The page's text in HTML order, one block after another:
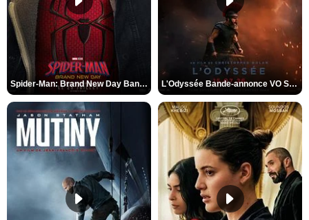
Spider-Man: Brand New Day Bande-annonce VO STFR L'Odyssée Bande-annonce VO STFR